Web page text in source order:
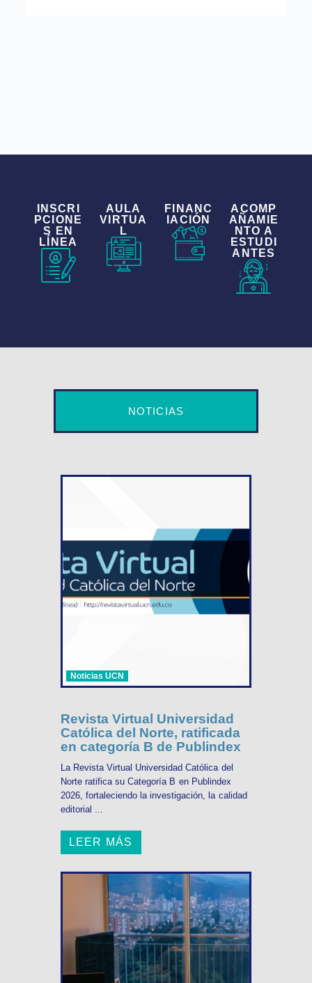
INSCRI
PCIONE
S EN
LÍNEA
AULA
VIRTUA
L
FINANC
IACIÓN
ACOMP
AÑAMIE
NTO A
ESTUDI
ANTES
NOTICIAS
Noticias UCN
Revista Virtual Universidad
Católica del Norte, ratificada
en categoría B de Publindex
La Revista Virtual Universidad Católica del
Norte ratifica su Categoría B en Publindex
2026, fortaleciendo la investigación, la calidad
editorial ...
LEER MÁS